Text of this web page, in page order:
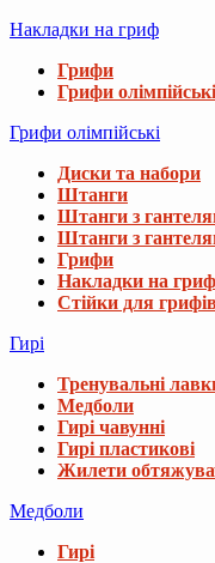
Накладки на гриф
Грифи
Грифи олімпійські
Грифи олімпійські
Диски та набори
Штанги
Штанги з
Штанги з
Грифи
Накладки на гриф
Стійки для
Гирі
Тренувальні
Медболи
Гирі чавунні
Гирі пластикові
Жилети
Медболи
Гирі